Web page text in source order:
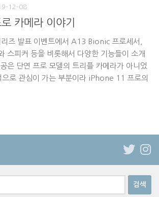
12-08
카메라 이야기
즈 발표 이벤트에서 A13 Bionic 프로세서,
스피커 등을 비롯해서 다양한 기능들이 소개
은 단연 프로 모델의 트리플 카메라가 아니었
으로 관심이 가는 부분이라 iPhone 11 프로의